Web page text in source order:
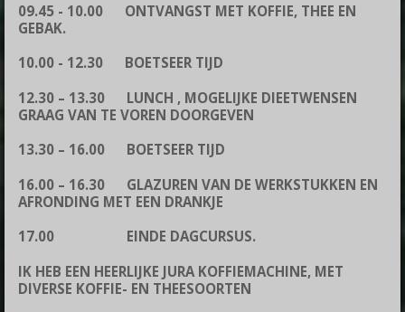
09.45 - 10.00 ONTVANGST MET KOFFIE, THEE EN
GEBAK.
10.00 - 12.30 BOETSEER TIJD
12.30 – 13.30 LUNCH , MOGELIJKE DIEETWENSEN
GRAAG VAN TE VOREN DOORGEVEN
13.30 – 16.00 BOETSEER TIJD
16.00 – 16.30 GLAZUREN VAN DE WERKSTUKKEN EN
AFRONDING MET EEN DRANKJE
17.00 EINDE DAGCURSUS.
IK HEB EEN HEERLIJKE JURA KOFFIEMACHINE, MET
DIVERSE KOFFIE- EN THEESOORTEN